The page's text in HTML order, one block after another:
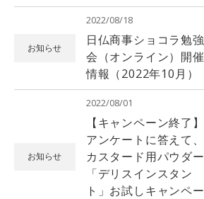
お知らせ
2022/08/18
日仏商事ショコラ勉強
会（オンライン）開催
情報（2022年10月）
お知らせ
2022/08/01
【キャンペーン終了】
アンケートに答えて、
カスタード用パウダー
「デリスインスタン
ト」お試しキャンペー